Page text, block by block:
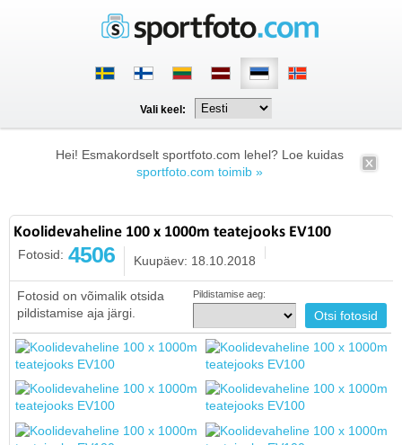
Vali keel:
Hei! Esmakordselt sportfoto.com lehel? Loe kuidas
sportfoto.com toimib »
Koolidevaheline 100 x 1000m teatejooks EV100
Fotosid: 4506 Kuupäev: 18.10.2018
Fotosid on võimalik otsida
pildistamise aja järgi.
Pildistamise aeg: